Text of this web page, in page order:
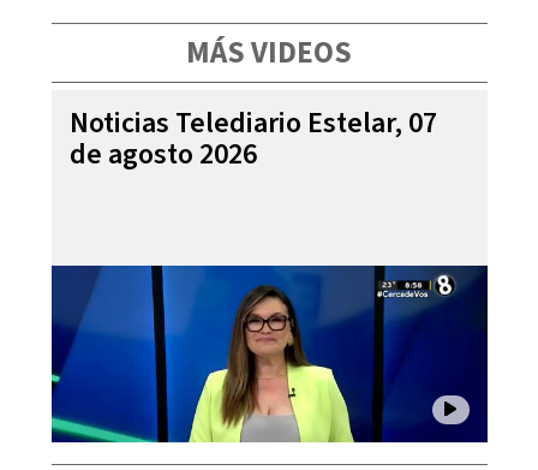
MÁS VIDEOS
Noticias Telediario Estelar, 07
de agosto 2026